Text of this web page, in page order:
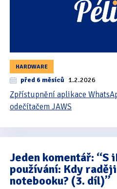
HARDWARE
před 6 měsíců 1.2.2026
Zpřístupnění aplikace
odečítačem JAWS
Jeden komentář: “S
používání: Kdy
notebooku? (3. díl)”